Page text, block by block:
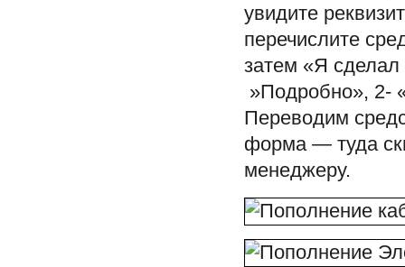
увидите
перечислите
затем «Я
»Подробно», 2-
Переводим
форма — туда
менеджеру.